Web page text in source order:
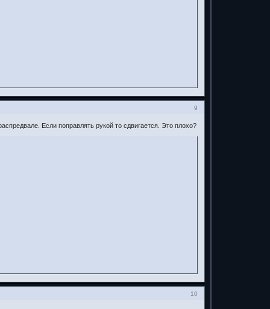
9
Если поправлять рукой то сдвигается. Это плохо?
10